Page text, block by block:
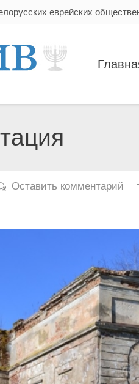
еврейских
Оставить комментарий